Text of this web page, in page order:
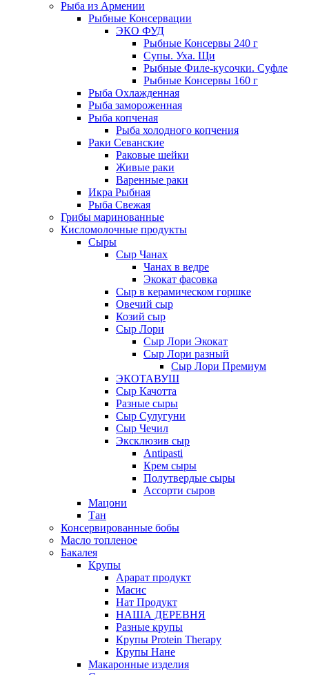
Рыба из Армении
Рыбные Консервации
ЭКО ФУД
Рыбные Консервы 240 г
Супы. Уха. Щи
Рыбные Филе-кусочки. Суфле
Рыбные Консервы 160 г
Рыба Охлажденная
Рыба замороженная
Рыба копченая
Рыба холодного копчения
Раки Севанские
Раковые шейки
Живые раки
Варенные раки
Икра Рыбная
Рыба Свежая
Грибы маринованные
Кисломолочные продукты
Сыры
Сыр Чанах
Чанах в ведре
Экокат фасовка
Сыр в керамическом горшке
Овечий сыр
Козий сыр
Сыр Лори
Сыр Лори Экокат
Сыр Лори разный
Сыр Лори Премиум
ЭКОТАВУШ
Сыр Качотта
Разные сыры
Сыр Сулугуни
Сыр Чечил
Эксклюзив сыр
Antipasti
Крем сыры
Полутвердые сыры
Ассорти сыров
Мацони
Тан
Консервированные бобы
Масло топленое
Бакалея
Крупы
Арарат продукт
Масис
Нат Продукт
НАША ДЕРЕВНЯ
Разные крупы
Крупы Protein Therapy
Крупы Нане
Макаронные изделия